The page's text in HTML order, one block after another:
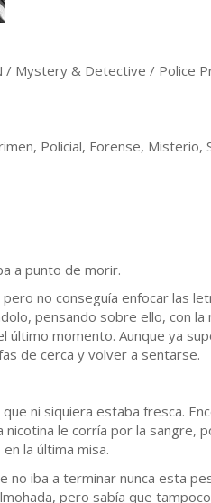
/ Mystery & Detective / Police
Policial, Forense, Misterio,
a punto de morir.
no conseguía enfocar las
pensando sobre ello, con
último momento. Aunque ya
de cerca y volver a sentarse.
ni siquiera estaba fresca.
le corría por la sangre,
la última misa.
no iba a terminar nunca esta
pero sabía que